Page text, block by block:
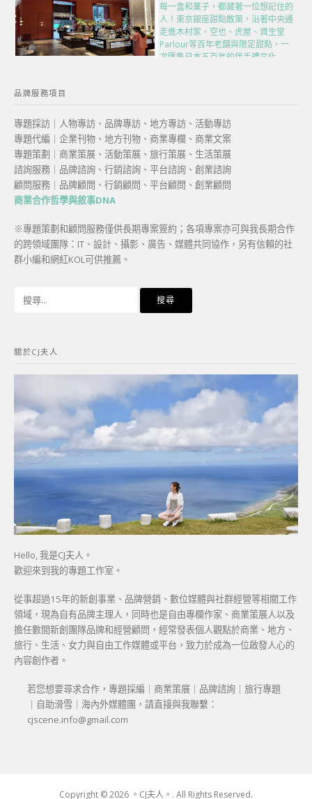
每一盒和菓子，都藏著一位想記住的
人！東京銀座甜點散策，沿著中央通
走進木村家、空也、虎屋、資生堂
Parlour等百年老舖與限定甜點，一
次匯集日本五百年的伴手禮文化
品牌服務項目
專題採訪｜人物專訪、品牌專訪、地方專訪、活動專訪
專題代編｜企業刊物、地方刊物、商業專欄、商業文案
專題策劃｜商業策展、活動策展、旅行策展、生活策展
諮詢服務｜品牌諮詢、行銷諮詢、平台諮詢、創業諮詢
顧問服務｜品牌顧問、行銷顧問、平台顧問、創業顧問
商業合作哲學與敘事DNA
※專題策劃和顧問服務僅供長期專案簽約；各項專案亦可與我長期合作
的跨領域團隊：IT、設計、攝影、廣告、媒體共同協作，另有信賴的社
群小編和網紅KOL可供推薦。
字:
關於CJ夫人
Hello, 我是CJ夫人。
歡迎來到我的專題工作室。
從事超過15年的新創事業、品牌營銷、數位媒體與社群經營等相關工作
領域，現為自有品牌主理人，同時也是自由專欄作家、商業策展人以及
擔任數間新創團隊品牌和經營顧問，經常發表個人觀點於商業、地方、
旅行、生活、女力與自由工作媒體或平台，致力於成為一位啟發人心的
內容創作者。
若您想要尋求合作，專題採編｜商業策展｜品牌諮詢｜旅行專題
｜自助滑雪｜海內外媒體團，請直接與我聯繫：
cjscene.info@gmail.com
Copyright © 2026 。CJ夫人。. All Rights Reserved.